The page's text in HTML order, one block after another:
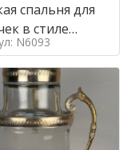
спальня для
в стиле
барокко
N6093